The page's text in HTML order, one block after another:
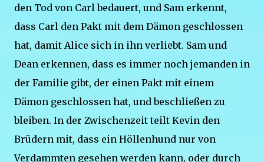
den Tod von Carl bedauert, und Sam erkennt,
dass Carl den Pakt mit dem Dämon geschlossen
hat, damit Alice sich in ihn verliebt. Sam und
Dean erkennen, dass es immer noch jemanden in
der Familie gibt, der einen Pakt mit einem
Dämon geschlossen hat, und beschließen zu
bleiben. In der Zwischenzeit teilt Kevin den
Brüdern mit, dass ein Höllenhund nur von
Verdammten gesehen werden kann, oder durch